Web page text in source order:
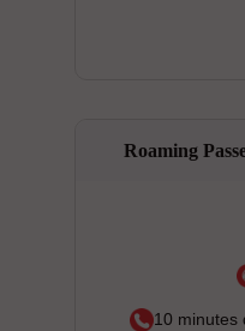
Roaming
10 minutes